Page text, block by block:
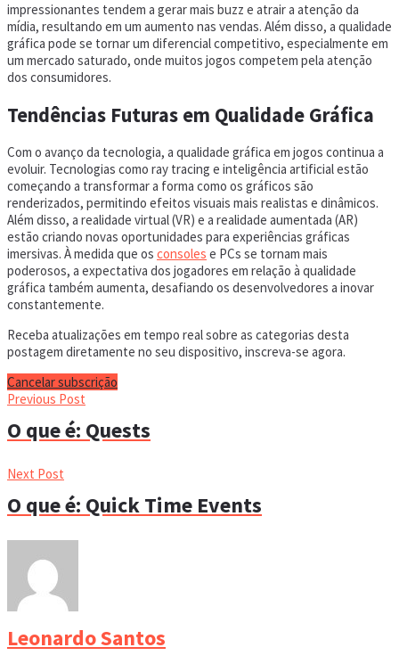
impressionantes tendem a gerar mais buzz e atrair a atenção da
mídia, resultando em um aumento nas vendas. Além disso, a qualidade
gráfica pode se tornar um diferencial competitivo, especialmente em
um mercado saturado, onde muitos jogos competem pela atenção
dos consumidores.
Tendências Futuras em Qualidade Gráfica
Com o avanço da tecnologia, a qualidade gráfica em jogos continua a
evoluir. Tecnologias como ray tracing e inteligência artificial estão
começando a transformar a forma como os gráficos são
renderizados, permitindo efeitos visuais mais realistas e dinâmicos.
Além disso, a realidade virtual (VR) e a realidade aumentada (AR)
estão criando novas oportunidades para experiências gráficas
imersivas. À medida que os consoles e PCs se tornam mais
poderosos, a expectativa dos jogadores em relação à qualidade
gráfica também aumenta, desafiando os desenvolvedores a inovar
constantemente.
Receba atualizações em tempo real sobre as categorias desta
postagem diretamente no seu dispositivo, inscreva-se agora.
Cancelar subscrição
Previous Post
O que é: Quests
Next Post
O que é: Quick Time Events
Leonardo Santos